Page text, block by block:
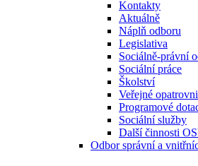
Kontakty
Aktuálně
Náplň odboru
Legislativa
Sociálně-právní
Sociální práce
Školství
Veřejné
Programové
Sociální služby
Další činnosti
Odbor správní a